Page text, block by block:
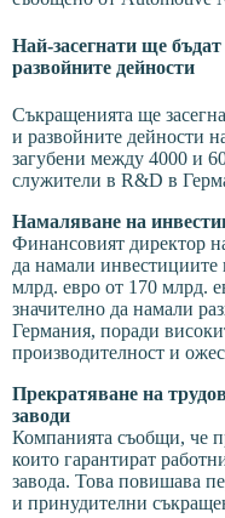
Най-засегнати ще
развойните дейности
Съкращенията ще
и развойните дейности
загубени между 4000 и
служители в R&D в
Намаляване на
Финансовият директор
да намали инвестициите
млрд. евро от 170 млрд.
значително да намали
Германия, поради
производителност и
Прекратяване на
заводи
Компанията съобщи, че
които гарантират
завода. Това повишава
и принудителни